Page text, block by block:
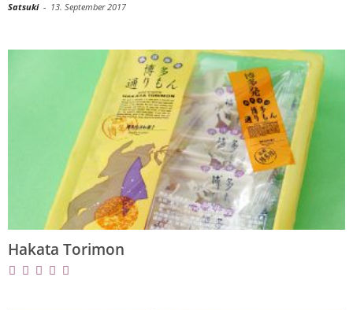
Satsuki - 13. September 2017
Hakata Torimon